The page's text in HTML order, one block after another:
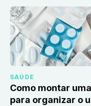
SAÚDE
Como montar
para organizar o